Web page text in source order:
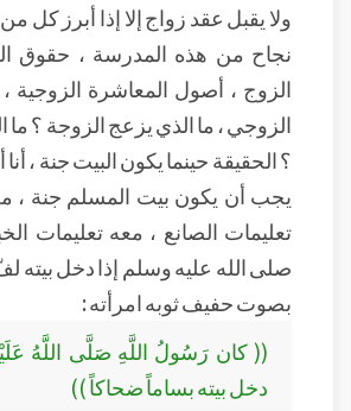
ولا يقبل عقد زواج إلا إذا أبرز كل
نجاح من هذه المدرسة ، حقوق
الزوج ، أصول المعاشرة الزوجية
الزوجي ، ما الذي يزعج الزوجة ؟ ما
؟ الحقيقة حينما يكون البيت جنة ،
يجب أن يكون بيت المسلم جنة ،
تعليمات الصانع ، معه تعليمات
صلى الله عليه وسلم إذا دخل بيته
بصوت حفيف ثوبه امرأته :
(( كان رَسُولُ اللَّهِ صَلَّى اللَّهُ
دخل بيته بساماً ضحاكاً ))